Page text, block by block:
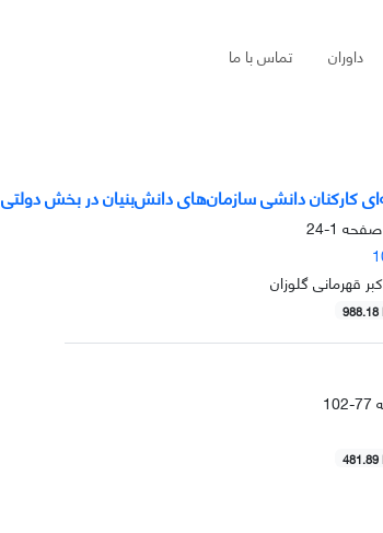
داوران تماس با ما
کارکنان دانشی سازمان‌های دانش‌بنیان در بخش دولتی
1-24
قهرمانی گلوزان
988.18
77-102
481.89